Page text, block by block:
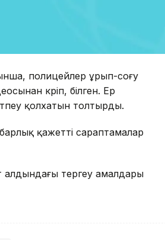
полицейлер ұрып-соғу
көріп, білген. Ер
қолхатын толтырды.
қажетті сараптамалар
алдындағы тергеу амалдары